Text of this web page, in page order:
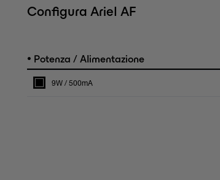
Configura Ariel AF
• Potenza / Alimentazione
9W / 500mA